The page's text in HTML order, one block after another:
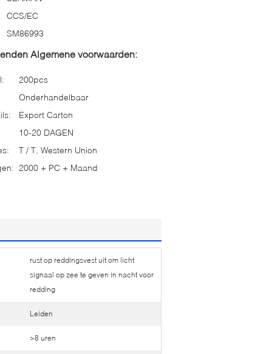
CCS/EC
SM86993
Algemene voorwaarden:
200pcs
Onderhandelbaar
Export Carton
10-20 DAGEN
T / T, Western Union
2000 + PC + Maand
rust op reddingsvest uit om licht
signaal op zee te geven in nacht voor
redding
Leiden
>8 uren